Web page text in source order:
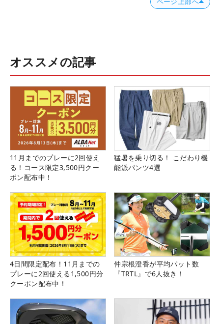
オススメの記事
11月までのプレーに2回使え
る！コース限定3,500円クー
ポン配布中！
猛暑を乗り切る！ こだわり機
能派パンツ4選
4日間限定配布！11月までの
プレーに2回使える1,500円分
クーポン配布中！
仲宗根澄香が平均パット数
『TRTL』で6人抜き！